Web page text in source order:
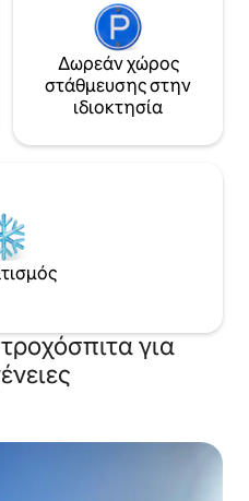
Δωρεάν χώρος
στάθμευσης στην
ιδιοκτησία
για